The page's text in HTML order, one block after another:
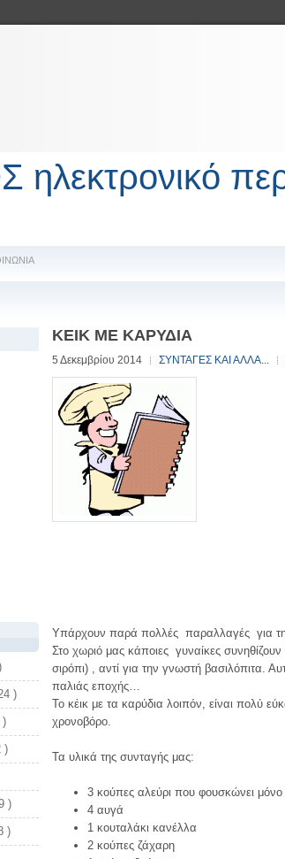
ΚΕΙΚ ΜΕ ΚΑΡΥΔΙΑ
5 Δεκεμβρίου 2014 ΣΥΝΤΑΓΕΣ ΚΑΙ ΑΛΛΑ...
Υπάρχουν παρά πολλές παραλλαγές για
Στο χωριό μας κάποιες γυναίκες
σιρόπι) , αντί για την γνωστή βασιλόπιτα.
παλιάς εποχής…
Το κέικ με τα καρύδια λοιπόν, είναι πολύ
χρονοβόρο.
Τα υλικά της συνταγής μας:
3 κούπες αλεύρι που φουσκώνει μόνο
4 αυγά
1 κουταλάκι κανέλλα
2 κούπες ζάχαρη
)
)
)
)
)